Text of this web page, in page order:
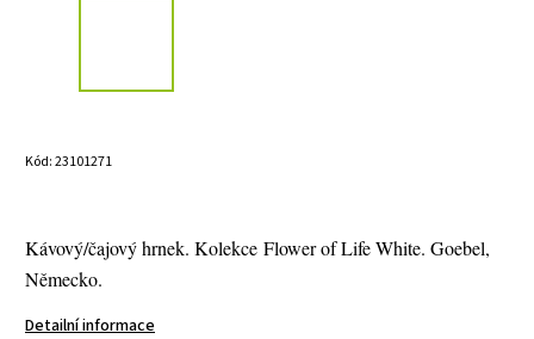
Kód:23101271
Kávový/čajový hrnek. Kolekce Flower of Life White. Goebel,
Německo.
Detailní informace